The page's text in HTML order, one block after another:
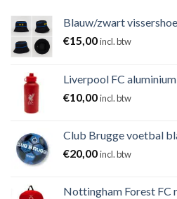
Blauw/zwart
€15,00incl. btw
Liverpool FC
€10,00incl. btw
Club Brugge voetbal
€20,00incl. btw
Nottingham Forest FC